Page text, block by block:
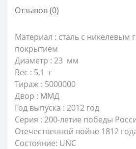
Отзывов (0)
Материал : сталь с никелевым
покрытием
Диаметр : 23 мм
Вес : 5,1 г
Тираж : 5000000
Двор : ММД
Год выпуска : 2012 год
Серия : 200-летие победы
Отечественной войне 1812
Состояние: UNC